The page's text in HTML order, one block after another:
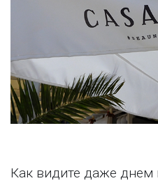
Как видите даже